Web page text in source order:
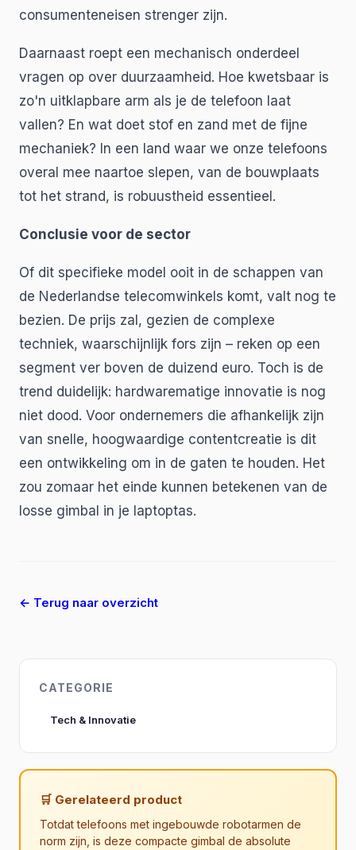
consumenteneisen strenger zijn.
Daarnaast roept een mechanisch onderdeel
vragen op over duurzaamheid. Hoe kwetsbaar is
zo'n uitklapbare arm als je de telefoon laat
vallen? En wat doet stof en zand met de fijne
mechaniek? In een land waar we onze telefoons
overal mee naartoe slepen, van de bouwplaats
tot het strand, is robuustheid essentieel.
Conclusie voor de sector
Of dit specifieke model ooit in de schappen van
de Nederlandse telecomwinkels komt, valt nog te
bezien. De prijs zal, gezien de complexe
techniek, waarschijnlijk fors zijn – reken op een
segment ver boven de duizend euro. Toch is de
trend duidelijk: hardwarematige innovatie is nog
niet dood. Voor ondernemers die afhankelijk zijn
van snelle, hoogwaardige contentcreatie is dit
een ontwikkeling om in de gaten te houden. Het
zou zomaar het einde kunnen betekenen van de
losse gimbal in je laptoptas.
← Terug naar overzicht
CATEGORIE
Tech & Innovatie
🛒 Gerelateerd product
Totdat telefoons met ingebouwde robotarmen de
norm zijn, is deze compacte gimbal de absolute